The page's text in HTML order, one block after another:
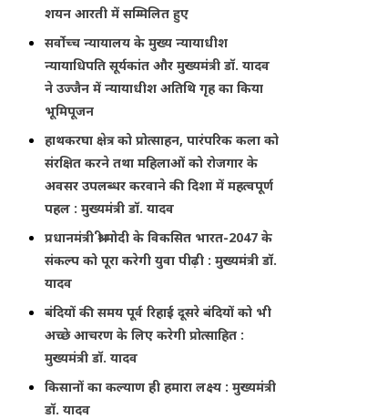
शयन आरती में सम्मिलित हुए
सर्वोच्च न्यायालय के मुख्‍य न्‍यायाधीश
न्यायाधिपति सूर्यकांत और मुख्यमंत्री डॉ. यादव
ने उज्जैन में न्यायाधीश अतिथि गृह का किया
भूमिपूजन
हाथकरघा क्षेत्र को प्रोत्साहन, पारंपरिक कला को
संरक्षित करने तथा महिलाओं को रोजगार के
अवसर उपलब्धर करवाने की दिशा में महत्वपूर्ण
पहल : मुख्यमंत्री डॉ. यादव
प्रधानमंत्री श्री मोदी के विकसित भारत-2047 के
संकल्प को पूरा करेगी युवा पीढ़ी : मुख्यमंत्री डॉ.
यादव
बंदियों की समय पूर्व रिहाई दूसरे बंदियों को भी
अच्छे आचरण के लिए करेगी प्रोत्साहित :
मुख्यमंत्री डॉ. यादव
किसानों का कल्याण ही हमारा लक्ष्य : मुख्यमंत्री
डॉ. यादव